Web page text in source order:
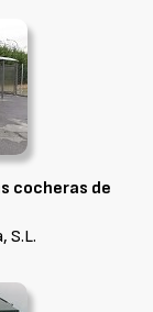
cocheras de
S.L.